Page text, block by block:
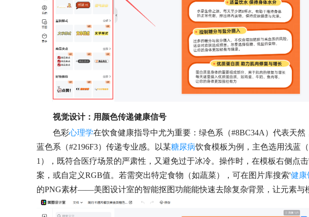
视觉设计：用颜色传递健康信号
色彩心理学在饮食健康指导中尤为重要：绿色系（#8BC34A）代表天然
蓝色系（#2196F3）传递专业感。以某糖尿病饮食模板为例，主色选用浅蓝
1），既符合医疗场景的严肃性，又避免过于冰冷。操作时，在模板右侧点
案，或自定义RGB值。若需突出特定食物（如蔬菜），可在图片库搜索'健康
的PNG素材——美图设计室的智能抠图功能能快速去除复杂背景，让元素与